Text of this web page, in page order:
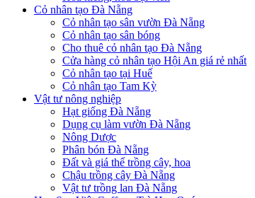
Cỏ nhân tạo Đà Nẵng
Cỏ nhân tạo sân vườn Đà Nẵng
Cỏ nhân tạo sân bóng
Cho thuê cỏ nhân tạo Đà Nẵng
Cửa hàng cỏ nhân tạo Hội An giá rẻ nhất
Cỏ nhân tạo tại Huế
Cỏ nhân tạo Tam Kỳ
Vật tư nông nghiệp
Hạt giống Đà Nẵng
Dụng cụ làm vườn Đà Nẵng
Nông Dược
Phân bón Đà Nẵng
Đất và giá thể trồng cây, hoa
Chậu trồng cây Đà Nẵng
Vật tư trồng lan Đà Nẵng